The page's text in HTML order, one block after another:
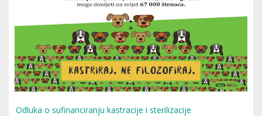
Odluka o sufinanciranju kastracije i sterilizacije